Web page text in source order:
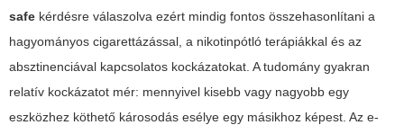
safe kérdésre válaszolva ezért mindig fontos összehasonlítani a
hagyományos cigarettázással, a nikotinpótló terápiákkal és az
absztinenciával kapcsolatos kockázatokat. A tudomány gyakran
relatív kockázatot mér: mennyivel kisebb vagy nagyobb egy
eszközhez köthető károsodás esélye egy másikhoz képest. Az e-